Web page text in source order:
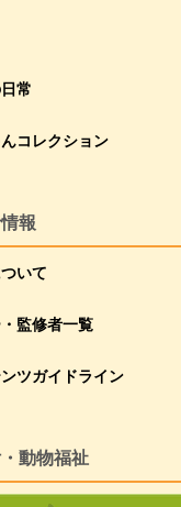
常
コレクション
報
いて
監修者一覧
ツガイドライン
動物福祉